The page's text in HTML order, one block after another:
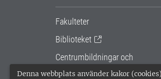
Denna webbplats använder kakor
Fakulteter
Biblioteket
Centrumbildningar och
samarbetsprojekt